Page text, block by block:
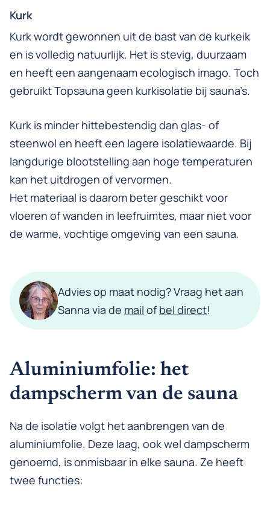
Kurk
Kurk wordt gewonnen uit de bast van de kurkeik
en is volledig natuurlijk. Het is stevig, duurzaam
en heeft een aangenaam ecologisch imago. Toch
gebruikt Topsauna geen kurkisolatie bij sauna’s.
Kurk is minder hittebestendig dan glas- of
steenwol en heeft een lagere isolatiewaarde. Bij
langdurige blootstelling aan hoge temperaturen
kan het uitdrogen of vervormen.
Het materiaal is daarom beter geschikt voor
vloeren of wanden in leefruimtes, maar niet voor
de warme, vochtige omgeving van een sauna.
Advies op maat nodig? Vraag het aan
Sanna via de mail ofbel direct!
Aluminiumfolie: het
dampscherm van de sauna
Na de isolatie volgt het aanbrengen van de
aluminiumfolie. Deze laag, ook wel dampscherm
genoemd, is onmisbaar in elke sauna. Ze heeft
twee functies: